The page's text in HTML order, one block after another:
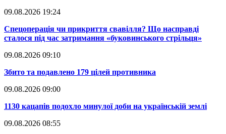
09.08.2026 19:24
​Спецоперація чи прикриття свавілля? Що насправді
сталося під час затримання «буковинського стрільця»
09.08.2026 09:10
​Збито та подавлено 179 цілей противника
09.08.2026 09:00
​1130 кацапів подохло минулої доби на українській землі
09.08.2026 08:55